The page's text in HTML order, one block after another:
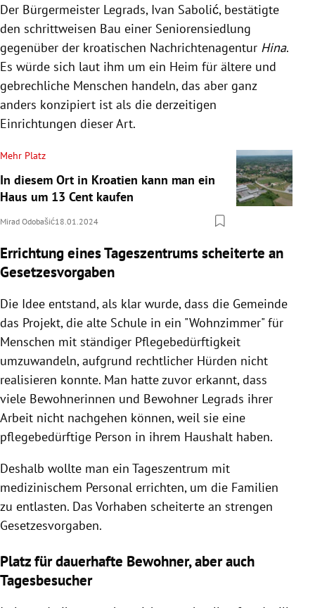
Der Bürgermeister Legrads, Ivan Sabolić, bestätigte
den schrittweisen Bau einer Seniorensiedlung
gegenüber der kroatischen Nachrichtenagentur Hina.
Es würde sich laut ihm um ein Heim für ältere und
gebrechliche Menschen handeln, das aber ganz
anders konzipiert ist als die derzeitigen
Einrichtungen dieser Art.
Mehr Platz
In diesem Ort in Kroatien kann man ein
Haus um 13 Cent kaufen
Mirad Odobašić18.01.2024
Errichtung einesTageszentrums scheiterte an
Gesetzesvorgaben
Die Idee entstand, als klar wurde, dass die Gemeinde
das Projekt, die alte Schule in ein "Wohnzimmer" für
Menschen mit ständiger Pflegebedürftigkeit
umzuwandeln, aufgrund rechtlicher Hürden nicht
realisieren konnte. Man hatte zuvor erkannt, dass
viele Bewohnerinnen und Bewohner Legrads ihrer
Arbeit nicht nachgehen können, weil sie eine
pflegebedürftige Person in ihrem Haushalt haben.
Deshalb wollte man ein Tageszentrum mit
medizinischem Personal errichten, um die Familien
zu entlasten. Das Vorhaben scheiterte an strengen
Gesetzesvorgaben.
Platz für dauerhafte Bewohner, aber auch
Tagesbesucher